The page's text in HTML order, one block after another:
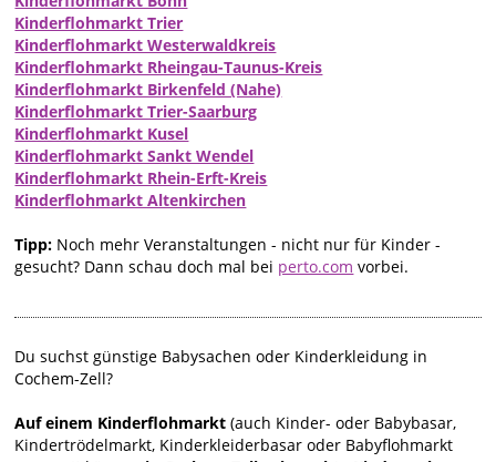
Kinderflohmarkt Trier
Kinderflohmarkt Westerwaldkreis
Kinderflohmarkt Rheingau-Taunus-Kreis
Kinderflohmarkt Birkenfeld (Nahe)
Kinderflohmarkt Trier-Saarburg
Kinderflohmarkt Kusel
Kinderflohmarkt Sankt Wendel
Kinderflohmarkt Rhein-Erft-Kreis
Kinderflohmarkt Altenkirchen
Tipp: Noch mehr Veranstaltungen - nicht nur für Kinder -
gesucht? Dann schau doch mal bei perto.com vorbei.
Du suchst günstige Babysachen oder Kinderkleidung in
Cochem-Zell?
Auf einem Kinderflohmarkt (auch Kinder- oder Babybasar,
Kindertrödelmarkt, Kinderkleiderbasar oder Babyflohmarkt